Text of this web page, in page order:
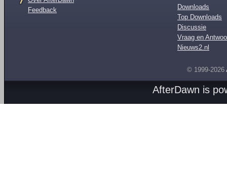
Feedback
Downloads
Top Downloads
Discussie
Vraag en
Nieuws2.nl
© 1999-2026
AfterDawn is